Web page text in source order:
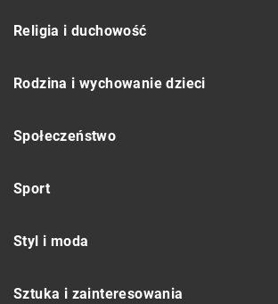
Religia i duchowość
Rodzina i wychowanie dzieci
Społeczeństwo
Sport
Styl i moda
Sztuka i zainteresowania